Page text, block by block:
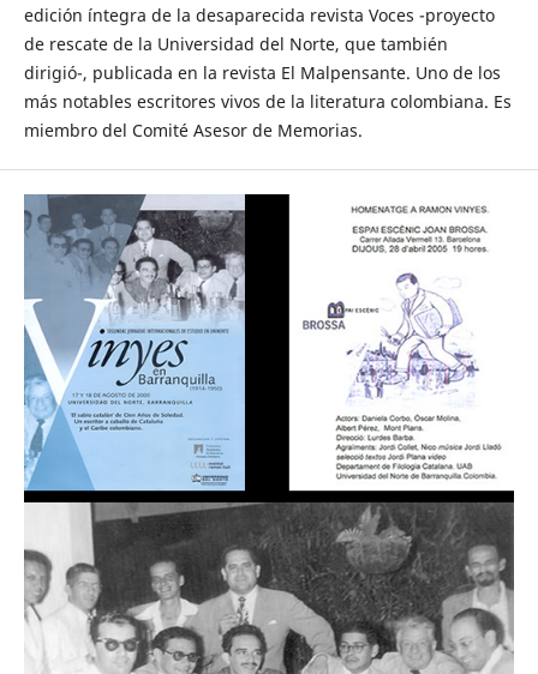
edición íntegra de la desaparecida revista Voces -proyecto
de rescate de la Universidad del Norte, que también
dirigió-, publicada en la revista El Malpensante. Uno de los
más notables escritores vivos de la literatura colombiana. Es
miembro del Comité Asesor de Memorias.